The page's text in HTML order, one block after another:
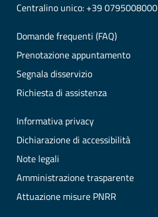
Centralino unico: +39 0795008000
Domande frequenti (FAQ)
Prenotazione appuntamento
Segnala disservizio
Richiesta di assistenza
Informativa privacy
Dichiarazione di accessibilità
Note legali
Amministrazione trasparente
Attuazione misure PNRR